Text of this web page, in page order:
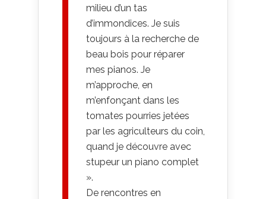
milieu d’un tas
d’immondices. Je suis
toujours à la recherche de
beau bois pour réparer
mes pianos. Je
m’approche, en
m’enfonçant dans les
tomates pourries jetées
par les agriculteurs du coin,
quand je découvre avec
stupeur un piano complet
».
De rencontres en